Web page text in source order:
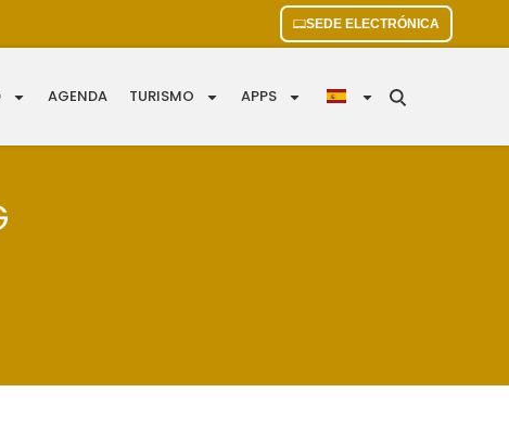
SEDE ELECTRÓNICA
AGENDA TURISMO APPS